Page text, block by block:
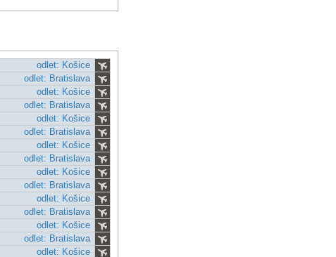
odlet: Košice
odlet: Bratislava
odlet: Košice
odlet: Bratislava
odlet: Košice
odlet: Bratislava
odlet: Košice
odlet: Bratislava
odlet: Košice
odlet: Bratislava
odlet: Košice
odlet: Bratislava
odlet: Košice
odlet: Bratislava
odlet: Košice